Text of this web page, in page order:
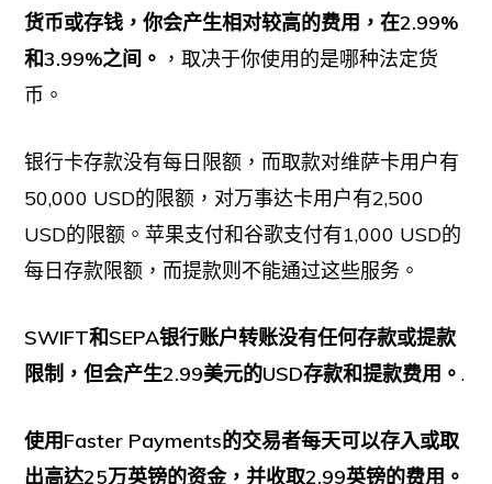
货币或存钱，你会产生相对较高的费用，在2.99%
和3.99%之间。 ，取决于你使用的是哪种法定货
币。
银行卡存款没有每日限额，而取款对维萨卡用户有
50,000 USD的限额，对万事达卡用户有2,500
USD的限额。苹果支付和谷歌支付有1,000 USD的
每日存款限额，而提款则不能通过这些服务。
SWIFT和SEPA银行账户转账没有任何存款或提款
限制，但会产生2.99美元的USD存款和提款费用。.
使用Faster Payments的交易者每天可以存入或取
出高达25万英镑的资金，并收取2.99英镑的费用。